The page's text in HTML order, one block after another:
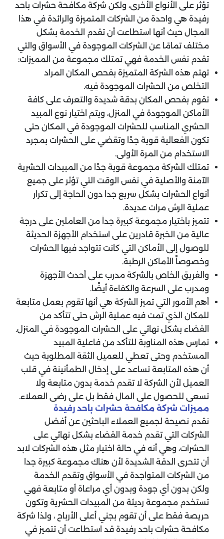
تؤثر على الأنواع الأخرى، ولكن شركة مكافحة حشرات باحد
رفيدة هي واحدة من الشركات المتميزة والرائدة في هذا
المجال حيث أنها استطاعت أن تقدم الخدمة بشكل
مختلف تمامًا عن الشركات الموجودة في الأسواق والتي
تقدم نفس الخدمة فهي تمتلك مجموعة من المميزات:
‏تهتم هذه الشركة المتميزة بفحص المكان المراد
التخلص من الحشرات الموجودة فيه.
تقوم بفحص المكان بدقة شديدة والتعرف على كافة
الأماكن الموجودة في المنزل، ويتم اختيار نوع المبيد
الحشري المناسب للحشرات الموجودة في المكان حتى
تكون الفعالية قوية جدًا وتقضي على الحشرات بمجرد
الاستخدام من المرة الأولى.
‏تمتلك الشركة مجموعة قوية جدًا من المبيدات الحشرية
الآمنة والأصلية في نفس الوقت التي تؤثر على جميع
أنواع الحشرات بشكل سريع جدا دون الحاجة إلى تكرار
عملية الرش مرات عديدة.
تتميز باختيار مجموعة كبيرة جداً من العاملين على درجة
عالية من الخبرة قادرين على استخدام الأجهزة الحديثة
للوصول إلى الأماكن التي كانت تتواجد فيها الحشرات
وخصوصاً الأماكن الرطبة.
والفريق الخاص بالشركة مدرب على أحدث الأجهزة
ومدرب على السرعة والكفاءة أيضًا.
‏أهم الأمور التي تميز الشركة هي أنها تقوم بعمل متابعة
للمكان الذي تمت فيه عملية الرش حتى تتأكد من
القضاء بشكل نهائي على الحشرات الموجودة في المنزل.
تمارس هذه المناوبة للتأكد من فاعلية المبيد
المستخدم وحتى تعطي للعميل الثقة المطلوبة حيث
أن هذه المتابعة تساعد على إدخال الطمأنينة في قلب
العميل لأن الشركة لا تقدم خدمة بدون متابعة ولا
تسعى للحصول على المال فقط بل على رضى العملاء.
‏مميزات شركة مكافحة حشرات باحد رفيدة
‏نقدم نصيحة لجميع العملاء الباحثين عن أفضل
الشركات التي تقدم خدمة القضاء بشكل نهائي على
الحشرات، وهي أنه في حالة اختيار مثل هذه الشركات لابد
أن تتحرى الدقة الشديدة لأن هناك مجموعة كبيرة جدا
من الشركات المتواجدة في الأسواق وتقدم الخدمة
ولكن بدون أي جودة وبدون أي مراعاة أو متابعة فهي
تستخدم مجموعة رديئة من المبيدات الحشرية وتكون
حريصة فقط على أن تقوم بجني أعلى الأرباح ، ولذا شركة
مكافحة حشرات باحد رفيدة قد استطاعت أن تتميز في